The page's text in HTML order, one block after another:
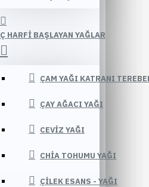
Ç HARFI BAŞLAYAN YAĞLAR
ÇAM YAĞI KATRANI
ÇAY AĞACI YAĞI
CEVIZ YAĞI
CHIA TOHUMU YAĞI
ÇILEK ESANS - YAĞI